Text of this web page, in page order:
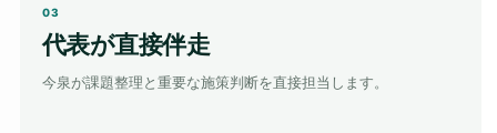
03
代表が直接伴走
今泉が課題整理と重要な施策判断を直接担当します。